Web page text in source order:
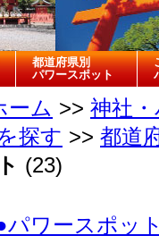
都道府県別
パワースポット
ーム >> 神社
探す >> 都道
(23)
パワースポッ